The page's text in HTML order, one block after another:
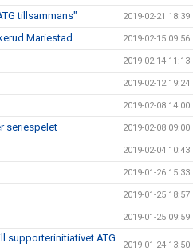
tillsammans" 2019-02-21 18:39
Mariestad 2019-02-15 09:56
2019-02-14 11:13
2019-02-12 19:24
2019-02-08 14:00
seriespelet 2019-02-08 09:00
2019-02-04 10:43
2019-01-26 15:33
2019-01-25 18:57
2019-01-25 09:59
supporterinitiativet ATG
2019-01-24 13:50